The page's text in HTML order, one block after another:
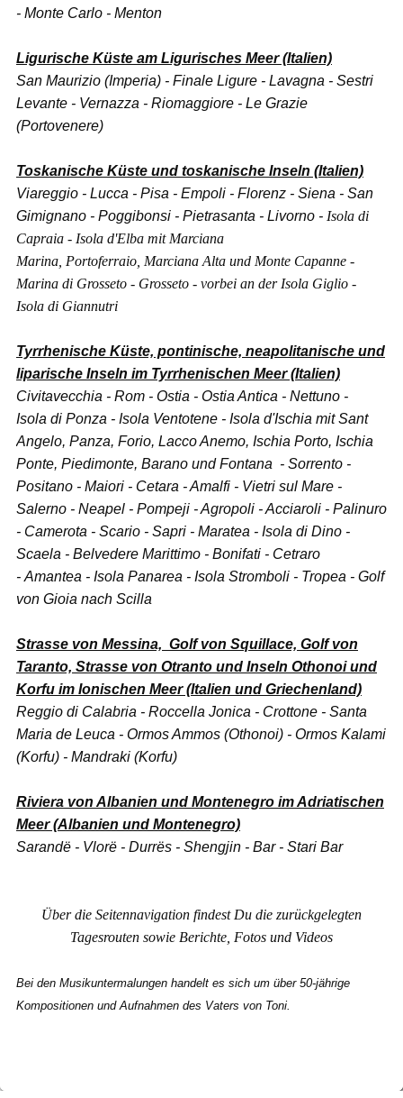
- Monte Carlo - Menton
Ligurische Küste am Ligurisches Meer (Italien)
San Maurizio (Imperia) - Finale Ligure - Lavagna - Sestri
Levante - Vernazza - Riomaggiore - Le Grazie
(Portovenere)
Toskanische Küste und toskanische Inseln (Italien)
Viareggio - Lucca - Pisa - Empoli - Florenz - Siena - San
Gimignano - Poggibonsi - Pietrasanta - Livorno - Isola di
Capraia - Isola d'Elba mit Marciana
Marina, Portoferraio, Marciana Alta und Monte Capanne -
Marina di Grosseto - Grosseto - vorbei an der Isola Giglio -
Isola di Giannutri
Tyrrhenische Küste, pontinische, neapolitanische und
liparische Inseln im Tyrrhenischen Meer (Italien)
Civitavecchia - Rom - Ostia - Ostia Antica - Nettuno -
Isola di Ponza - Isola Ventotene - Isola d'Ischia mit Sant
Angelo, Panza, Forio, Lacco Anemo, Ischia Porto, Ischia
Ponte, Piedimonte, Barano und Fontana - Sorrento -
Positano - Maiori - Cetara - Amalfi - Vietri sul Mare -
Salerno - Neapel - Pompeji - Agropoli - Acciaroli - Palinuro
- Camerota - Scario - Sapri - Maratea - Isola di Dino -
Scaela - Belvedere Marittimo - Bonifati - Cetraro
- Amantea - Isola Panarea - Isola Stromboli - Tropea - Golf
von Gioia nach Scilla
Strasse von Messina, Golf von Squillace, Golf von
Taranto, Strasse von Otranto und Inseln Othonoi und
Korfu im Ionischen Meer (Italien und Griechenland)
Reggio di Calabria - Roccella Jonica - Crottone - Santa
Maria de Leuca - Ormos Ammos (Othonoi) - Ormos Kalami
(Korfu) - Mandraki (Korfu)
Riviera von Albanien und Montenegro im Adriatischen
Meer (Albanien und Montenegro)
Sarandë - Vlorë - Durrës - Shengjin - Bar - Stari Bar
Über die Seitennavigation findest Du die zurückgelegten
Tagesrouten sowie Berichte, Fotos und Videos
Bei den Musikuntermalungen handelt es sich um über 50-jährige
Kompositionen und Aufnahmen des Vaters von Toni.